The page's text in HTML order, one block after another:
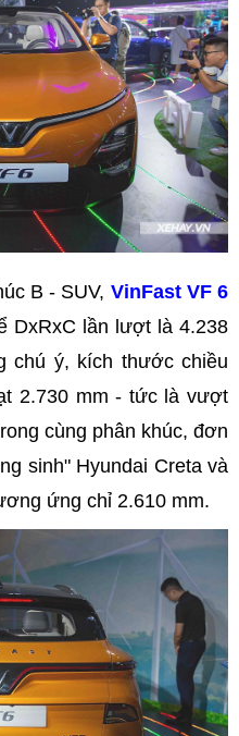
B - SUV, VinFast VF 6
DxRxC lần lượt là 4.238
chú ý, kích thước chiều
2.730 mm - tức là vượt
cùng phân khúc, đơn
sinh" Hyundai Creta và
ứng chỉ 2.610 mm.